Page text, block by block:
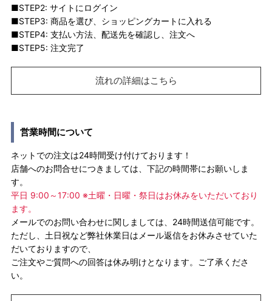
■STEP2: サイトにログイン
■STEP3: 商品を選び、ショッピングカートに入れる
■STEP4: 支払い方法、配送先を確認し、注文へ
■STEP5: 注文完了
流れの詳細はこちら
営業時間について
ネットでの注文は24時間受け付けております！
店舗へのお問合せにつきましては、下記の時間帯にお願いしま
す。
平日 9:00～17:00 ※土曜・日曜・祭日はお休みをいただいており
ます。
メールでのお問い合わせに関しましては、24時間送信可能です。
ただし、土日祝など弊社休業日はメール返信をお休みさせていた
だいておりますので、
ご注文やご質問への回答は休み明けとなります。ご了承くださ
い。